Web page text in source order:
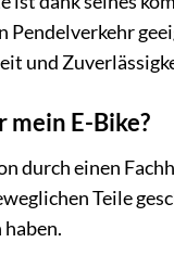
Pendelverkehr
und
E-Bike?
durch einen
Teile